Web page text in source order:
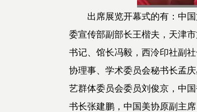
出席展览开幕式的有：中国
委宣传部副部长王楷夫，天津
书记、馆长冯毅，西泠印社副
协理事、学术委员会秘书长孟
艺群体委员会委员刘俊京，中
书长张建鹏，中国美协原副主